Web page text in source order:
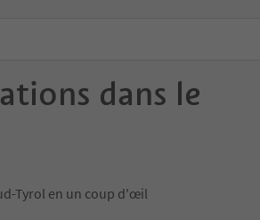
dans le
Tyrol en un coup d'œil